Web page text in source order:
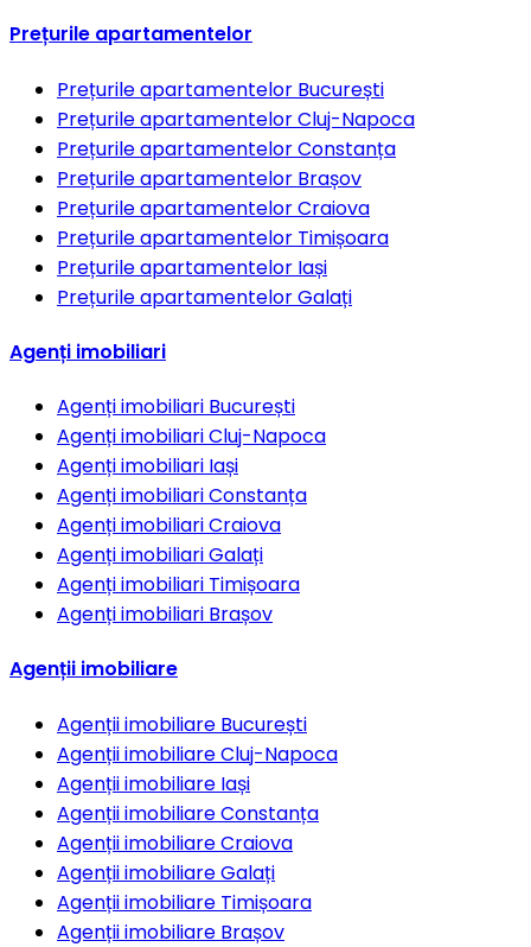
Prețurile apartamentelor
Prețurile apartamentelor București
Prețurile apartamentelorCluj-Napoca
Prețurile apartamentelorConstanța
Prețurile apartamentelor Brașov
Prețurile apartamentelorCraiova
Prețurile apartamentelor Timișoara
Prețurile apartamentelor Iași
Prețurile apartamentelorGalați
Agenți imobiliari
Agenți imobiliari București
Agenți imobiliariCluj-Napoca
Agenți imobiliari Iași
Agenți imobiliariConstanța
Agenți imobiliariCraiova
Agenți imobiliariGalați
Agenți imobiliari Timișoara
Agenți imobiliari Brașov
Agenții imobiliare
Agenții imobiliare București
Agenții imobiliareCluj-Napoca
Agenții imobiliare Iași
Agenții imobiliareConstanța
Agenții imobiliareCraiova
Agenții imobiliareGalați
Agenții imobiliare Timișoara
Agenții imobiliare Brașov